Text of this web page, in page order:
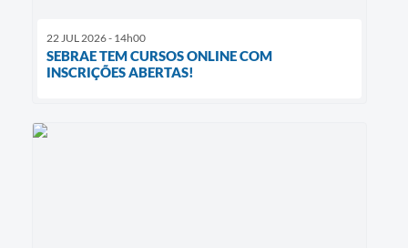
22 JUL 2026 - 14h00
SEBRAE TEM CURSOS ONLINE COM
INSCRIÇÕES ABERTAS!